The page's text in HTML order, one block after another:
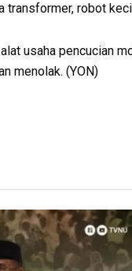
robot kecil
usaha pencucian
menolak. (YON)